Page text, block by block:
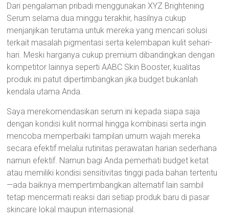
Dari pengalaman pribadi menggunakan XYZ Brightening
Serum selama dua minggu terakhir, hasilnya cukup
menjanjikan terutama untuk mereka yang mencari solusi
terkait masalah pigmentasi serta kelembapan kulit sehari-
hari. Meski harganya cukup premium dibandingkan dengan
kompetitor lainnya seperti AABC Skin Booster, kualitas
produk ini patut dipertimbangkan jika budget bukanlah
kendala utama Anda.
Saya merekomendasikan serum ini kepada siapa saja
dengan kondisi kulit normal hingga kombinasi serta ingin
mencoba memperbaiki tampilan umum wajah mereka
secara efektif melalui rutinitas perawatan harian sederhana
namun efektif. Namun bagi Anda pemerhati budget ketat
atau memiliki kondisi sensitivitas tinggi pada bahan tertentu
—ada baiknya mempertimbangkan alternatif lain sambil
tetap mencermati reaksi dari setiap produk baru di pasar
skincare lokal maupun internasional.